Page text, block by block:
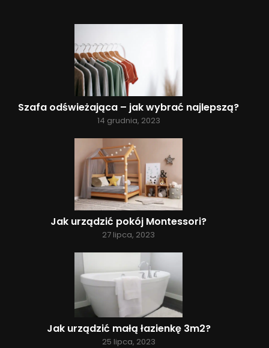
Szafa odświeżająca – jak wybrać najlepszą?
14 grudnia, 2023
Jak urządzić pokój Montessori?
27 lipca, 2023
Jak urządzić małą łazienkę 3m2?
25 lipca, 2023